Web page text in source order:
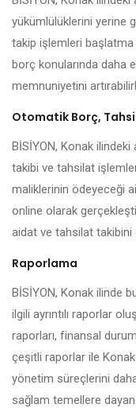
yükümlülüklerini yerine
takip işlemleri başlatma
borç konularında daha
memnuniyetini
Otomatik Borç,
BİSİYON, Konak
takibi ve tahsilat
maliklerinin ödeyeceği
online olarak
aidat ve tahsilat takibini
Raporlama
BİSİYON, Konak ilinde
ilgili ayrıntılı raporlar
raporları, finansal
çeşitli raporlar ile
yönetim süreçlerini
sağlam temellere